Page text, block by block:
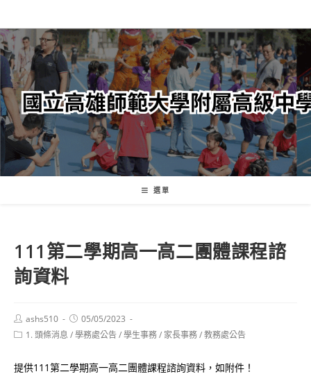
轉
至
主
內
容
選單
111第二學期高一高二團體課程諮
詢資料
Post
author:
ashs510
Post
published:
05/05/2023
Post1. 頭條消息 /學務處公告/學生事務/ 家長事務/教務處公告
提供111第二學期高一高二團體課程諮詢資料，如附件！